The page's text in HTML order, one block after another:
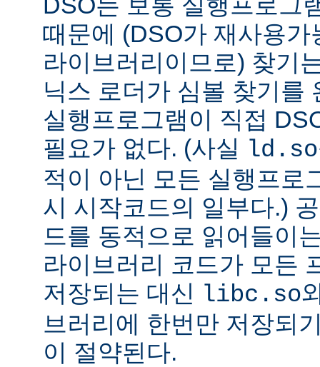
때문에 (DSO가 재사용
라이브러리이므로) 찾기
닉스 로더가 심볼 찾기를
실행프로그램이 직접
필요가 없다. (사실
ld.so
적이 아닌 모든 실행프로
시 시작코드의 일부다.)
드를 동적으로 읽어들이
라이브러리 코드가 모든
저장되는 대신
libc.so
브러리에 한번만 저장되
이 절약된다.